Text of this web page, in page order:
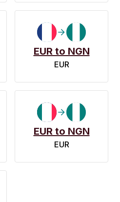
EUR to NGN
EUR
EUR to NGN
EUR